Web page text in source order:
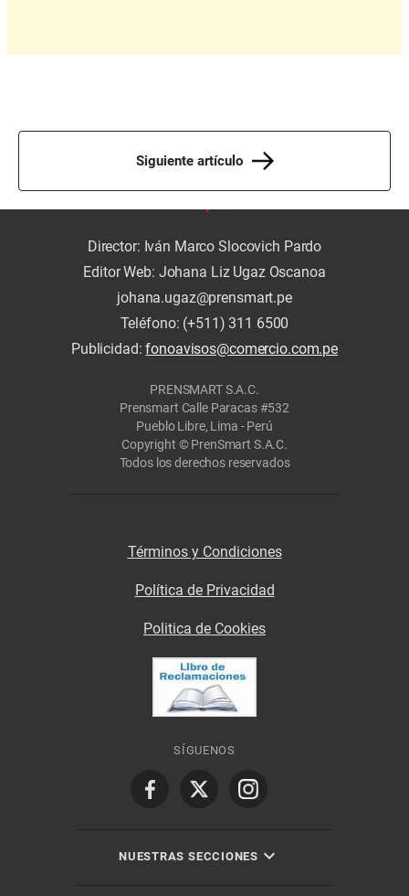
Siguiente artículo
Director: Iván Marco Slocovich Pardo
Editor Web: Johana Liz Ugaz Oscanoa
johana.ugaz@prensmart.pe
Teléfono: (+511) 311 6500
Publicidad:fonoavisos@comercio.com.pe
PRENSMART S.A.C.
Prensmart Calle Paracas #532
Pueblo Libre, Lima - Perú
Copyright © PrenSmart S.A.C.
Todos los derechos reservados
Términos y Condiciones
Política de Privacidad
Politica de Cookies
SÍGUENOS
NUESTRAS SECCIONES